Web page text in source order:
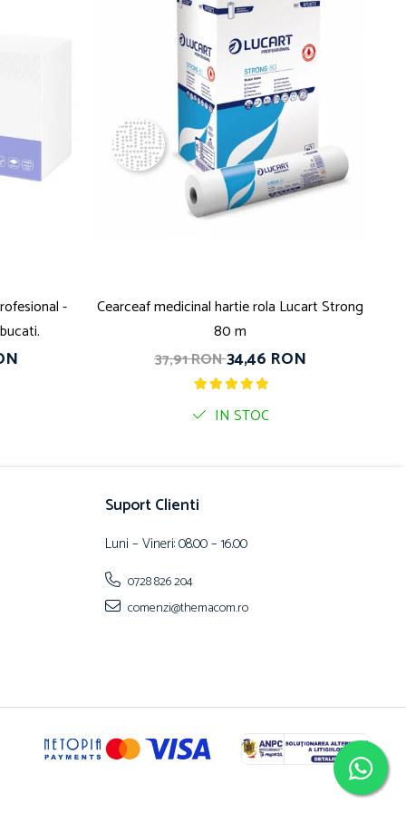
-
Cearceaf medicinal hartie rola Lucart Strong
80 m
37,91 RON34,46 RON
IN STOC
Suport Clienti
Luni – Vineri: 08.00 – 16.00
0728 826 204
comenzi@themacom.ro